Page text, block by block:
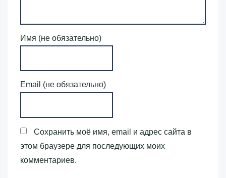
Имя (не обязательно)
Email (не обязательно)
Сохранить моё имя, email и адрес сайта в
этом браузере для последующих моих
комментариев.